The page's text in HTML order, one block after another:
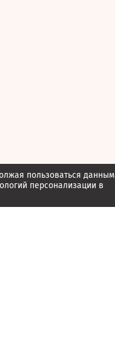
пользоваться данным
персонализации в